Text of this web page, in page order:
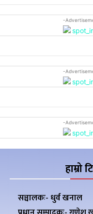
-
-
-
हाम्रो
सञ्चालकः- धुर्व खनाल